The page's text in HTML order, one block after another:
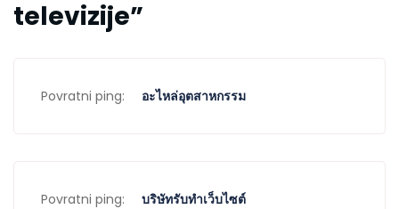
televizije”
Povratni ping: อะไหล่อุตสาหกรรม
Povratni ping: บริษัทรับทำเว็บไซต์